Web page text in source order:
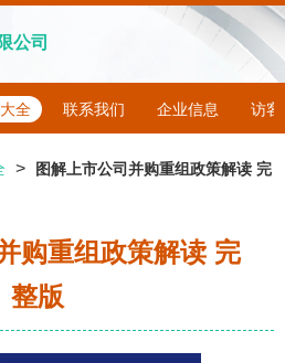
公司
全 联系我们 企业信息 访客
>
图解上市公司并购重组政策解读 完
购重组政策解读 完
整版